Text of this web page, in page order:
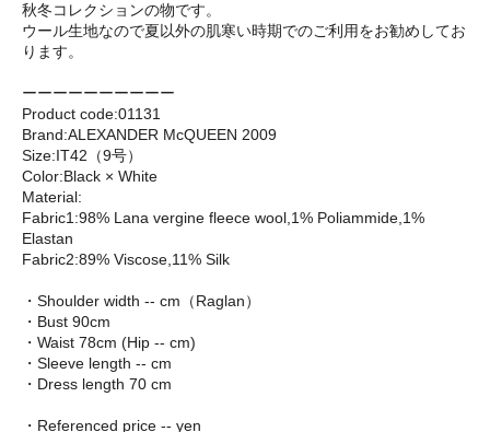
秋冬コレクションの物です。
ウール生地なので夏以外の肌寒い時期でのご利用をお勧めしてお
ります。
ーーーーーーーーーー
Product code:01131
Brand:ALEXANDER McQUEEN 2009
Size:IT42（9号）
Color:Black × White
Material:
Fabric1:98% Lana vergine fleece wool,1% Poliammide,1%
Elastan
Fabric2:89% Viscose,11% Silk
・Shoulder width -- cm（Raglan）
・Bust 90cm
・Waist 78cm (Hip -- cm)
・Sleeve length -- cm
・Dress length 70 cm
・Referenced price -- yen